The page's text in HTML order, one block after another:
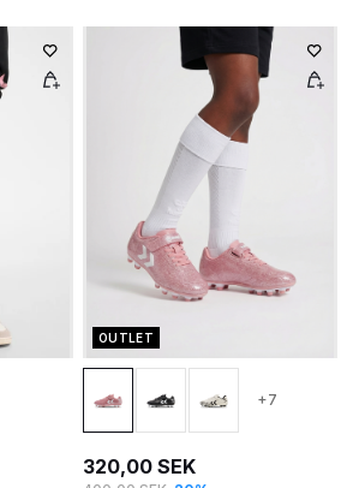
OUTLET
+7
320,00 SEK